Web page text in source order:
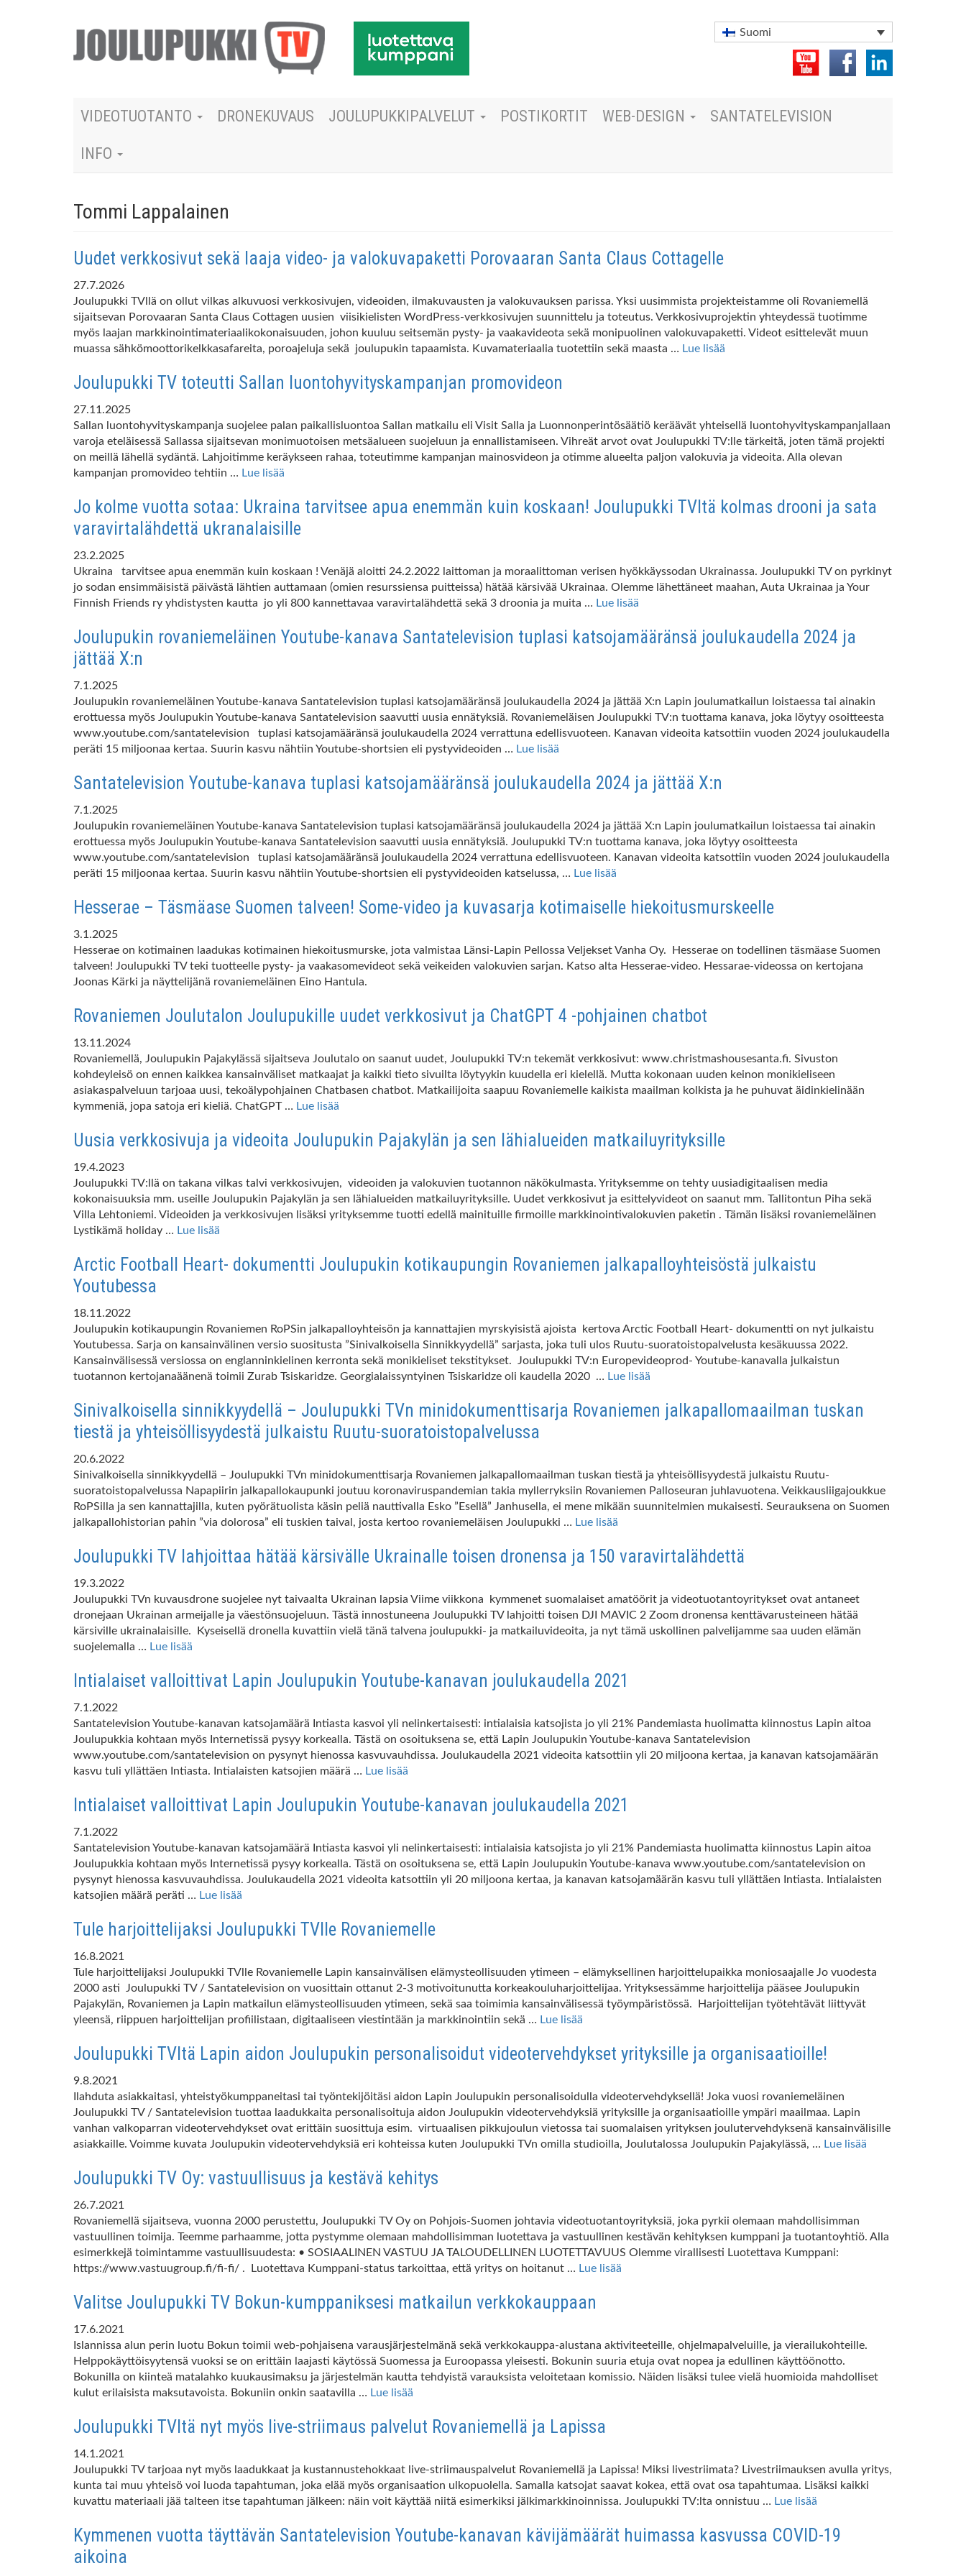
Suomi
VIDEOTUOTANTO DRONEKUVAUS JOULUPUKKIPALVELUT POSTIKORTIT WEB-DESIGN SANTATELEVISION
INFO
Tommi Lappalainen
Uudet verkkosivut sekä laaja video- ja valokuvapaketti Porovaaran Santa Claus Cottagelle
27.7.2026
Joulupukki TVllä on ollut vilkas alkuvuosi verkkosivujen, videoiden, ilmakuvausten ja valokuvauksen parissa. Yksi uusimmista projekteistamme oli Rovaniemellä
sijaitsevan Porovaaran Santa Claus Cottagen uusien viisikielisten WordPress-verkkosivujen suunnittelu ja toteutus. Verkkosivuprojektin yhteydessä tuotimme
myös laajan markkinointimateriaalikokonaisuuden, johon kuuluu seitsemän pysty- ja vaakavideota sekä monipuolinen valokuvapaketti. Videot esittelevät muun
muassa sähkömoottorikelkkasafareita, poroajeluja sekä joulupukin tapaamista. Kuvamateriaalia tuotettiin sekä maasta … Lue lisää
Joulupukki TV toteutti Sallan luontohyvityskampanjan promovideon
27.11.2025
Sallan luontohyvityskampanja suojelee palan paikallisluontoa Sallan matkailu eli Visit Salla ja Luonnonperintösäätiö keräävät yhteisellä luontohyvityskampanjallaan
varoja eteläisessä Sallassa sijaitsevan monimuotoisen metsäalueen suojeluun ja ennallistamiseen. Vihreät arvot ovat Joulupukki TV:lle tärkeitä, joten tämä projekti
on meillä lähellä sydäntä. Lahjoitimme keräykseen rahaa, toteutimme kampanjan mainosvideon ja otimme alueelta paljon valokuvia ja videoita. Alla olevan
kampanjan promovideo tehtiin … Lue lisää
Jo kolme vuotta sotaa: Ukraina tarvitsee apua enemmän kuin koskaan! Joulupukki TVltä kolmas drooni ja sata
varavirtalähdettä ukranalaisille
23.2.2025
Ukraina tarvitsee apua enemmän kuin koskaan ! Venäjä aloitti 24.2.2022 laittoman ja moraalittoman verisen hyökkäyssodan Ukrainassa. Joulupukki TV on pyrkinyt
jo sodan ensimmäisistä päivästä lähtien auttamaan (omien resurssiensa puitteissa) hätää kärsivää Ukrainaa. Olemme lähettäneet maahan, Auta Ukrainaa ja Your
Finnish Friends ry yhdistysten kautta jo yli 800 kannettavaa varavirtalähdettä sekä 3 droonia ja muita … Lue lisää
Joulupukin rovaniemeläinen Youtube-kanava Santatelevision tuplasi katsojamääränsä joulukaudella 2024 ja
jättää X:n
7.1.2025
Joulupukin rovaniemeläinen Youtube-kanava Santatelevision tuplasi katsojamääränsä joulukaudella 2024 ja jättää X:n Lapin joulumatkailun loistaessa tai ainakin
erottuessa myös Joulupukin Youtube-kanava Santatelevision saavutti uusia ennätyksiä. Rovaniemeläisen Joulupukki TV:n tuottama kanava, joka löytyy osoitteesta
www.youtube.com/santatelevision tuplasi katsojamääränsä joulukaudella 2024 verrattuna edellisvuoteen. Kanavan videoita katsottiin vuoden 2024 joulukaudella
peräti 15 miljoonaa kertaa. Suurin kasvu nähtiin Youtube-shortsien eli pystyvideoiden … Lue lisää
Santatelevision Youtube-kanava tuplasi katsojamääränsä joulukaudella 2024 ja jättää X:n
7.1.2025
Joulupukin rovaniemeläinen Youtube-kanava Santatelevision tuplasi katsojamääränsä joulukaudella 2024 ja jättää X:n Lapin joulumatkailun loistaessa tai ainakin
erottuessa myös Joulupukin Youtube-kanava Santatelevision saavutti uusia ennätyksiä. Joulupukki TV:n tuottama kanava, joka löytyy osoitteesta
www.youtube.com/santatelevision tuplasi katsojamääränsä joulukaudella 2024 verrattuna edellisvuoteen. Kanavan videoita katsottiin vuoden 2024 joulukaudella
peräti 15 miljoonaa kertaa. Suurin kasvu nähtiin Youtube-shortsien eli pystyvideoiden katselussa, … Lue lisää
Hesserae – Täsmäase Suomen talveen! Some-video ja kuvasarja kotimaiselle hiekoitusmurskeelle
3.1.2025
Hesserae on kotimainen laadukas kotimainen hiekoitusmurske, jota valmistaa Länsi-Lapin Pellossa Veljekset Vanha Oy. Hesserae on todellinen täsmäase Suomen
talveen! Joulupukki TV teki tuotteelle pysty- ja vaakasomevideot sekä veikeiden valokuvien sarjan. Katso alta Hesserae-video. Hessarae-videossa on kertojana
Joonas Kärki ja näyttelijänä rovaniemeläinen Eino Hantula.
Rovaniemen Joulutalon Joulupukille uudet verkkosivut ja ChatGPT 4 -pohjainen chatbot
13.11.2024
Rovaniemellä, Joulupukin Pajakylässä sijaitseva Joulutalo on saanut uudet, Joulupukki TV:n tekemät verkkosivut: www.christmashousesanta.fi. Sivuston
kohdeyleisö on ennen kaikkea kansainväliset matkaajat ja kaikki tieto sivuilta löytyykin kuudella eri kielellä. Mutta kokonaan uuden keinon monikieliseen
asiakaspalveluun tarjoaa uusi, tekoälypohjainen Chatbasen chatbot. Matkailijoita saapuu Rovaniemelle kaikista maailman kolkista ja he puhuvat äidinkielinään
kymmeniä, jopa satoja eri kieliä. ChatGPT … Lue lisää
Uusia verkkosivuja ja videoita Joulupukin Pajakylän ja sen lähialueiden matkailuyrityksille
19.4.2023
Joulupukki TV:llä on takana vilkas talvi verkkosivujen, videoiden ja valokuvien tuotannon näkökulmasta. Yrityksemme on tehty uusiadigitaalisen media
kokonaisuuksia mm. useille Joulupukin Pajakylän ja sen lähialueiden matkailuyrityksille. Uudet verkkosivut ja esittelyvideot on saanut mm. Tallitontun Piha sekä
Villa Lehtoniemi. Videoiden ja verkkosivujen lisäksi yrityksemme tuotti edellä mainituille firmoille markkinointivalokuvien paketin . Tämän lisäksi rovaniemeläinen
Lystikämä holiday … Lue lisää
Arctic Football Heart- dokumentti Joulupukin kotikaupungin Rovaniemen jalkapalloyhteisöstä julkaistu
Youtubessa
18.11.2022
Joulupukin kotikaupungin Rovaniemen RoPSin jalkapalloyhteisön ja kannattajien myrskyisistä ajoista kertova Arctic Football Heart- dokumentti on nyt julkaistu
Youtubessa. Sarja on kansainvälinen versio suositusta ”Sinivalkoisella Sinnikkyydellä” sarjasta, joka tuli ulos Ruutu-suoratoistopalvelusta kesäkuussa 2022.
Kansainvälisessä versiossa on englanninkielinen kerronta sekä monikieliset tekstitykset. Joulupukki TV:n Europevideoprod- Youtube-kanavalla julkaistun
tuotannon kertojanaäänenä toimii Zurab Tsiskaridze. Georgialaissyntyinen Tsiskaridze oli kaudella 2020 … Lue lisää
Sinivalkoisella sinnikkyydellä – Joulupukki TVn minidokumenttisarja Rovaniemen jalkapallomaailman tuskan
tiestä ja yhteisöllisyydestä julkaistu Ruutu-suoratoistopalvelussa
20.6.2022
Sinivalkoisella sinnikkyydellä – Joulupukki TVn minidokumenttisarja Rovaniemen jalkapallomaailman tuskan tiestä ja yhteisöllisyydestä julkaistu Ruutu-
suoratoistopalvelussa Napapiirin jalkapallokaupunki joutuu koronaviruspandemian takia myllerryksiin Rovaniemen Palloseuran juhlavuotena. Veikkausliigajoukkue
RoPSilla ja sen kannattajilla, kuten pyörätuolista käsin peliä nauttivalla Esko ”Esellä” Janhusella, ei mene mikään suunnitelmien mukaisesti. Seurauksena on Suomen
jalkapallohistorian pahin ”via dolorosa” eli tuskien taival, josta kertoo rovaniemeläisen Joulupukki … Lue lisää
Joulupukki TV lahjoittaa hätää kärsivälle Ukrainalle toisen dronensa ja 150 varavirtalähdettä
19.3.2022
Joulupukki TVn kuvausdrone suojelee nyt taivaalta Ukrainan lapsia Viime viikkona kymmenet suomalaiset amatöörit ja videotuotantoyritykset ovat antaneet
dronejaan Ukrainan armeijalle ja väestönsuojeluun. Tästä innostuneena Joulupukki TV lahjoitti toisen DJI MAVIC 2 Zoom dronensa kenttävarusteineen hätää
kärsiville ukrainalaisille. Kyseisellä dronella kuvattiin vielä tänä talvena joulupukki- ja matkailuvideoita, ja nyt tämä uskollinen palvelijamme saa uuden elämän
suojelemalla … Lue lisää
Intialaiset valloittivat Lapin Joulupukin Youtube-kanavan joulukaudella 2021
7.1.2022
Santatelevision Youtube-kanavan katsojamäärä Intiasta kasvoi yli nelinkertaisesti: intialaisia katsojista jo yli 21% Pandemiasta huolimatta kiinnostus Lapin aitoa
Joulupukkia kohtaan myös Internetissä pysyy korkealla. Tästä on osoituksena se, että Lapin Joulupukin Youtube-kanava Santatelevision
www.youtube.com/santatelevision on pysynyt hienossa kasvuvauhdissa. Joulukaudella 2021 videoita katsottiin yli 20 miljoona kertaa, ja kanavan katsojamäärän
kasvu tuli yllättäen Intiasta. Intialaisten katsojien määrä … Lue lisää
Intialaiset valloittivat Lapin Joulupukin Youtube-kanavan joulukaudella 2021
7.1.2022
Santatelevision Youtube-kanavan katsojamäärä Intiasta kasvoi yli nelinkertaisesti: intialaisia katsojista jo yli 21% Pandemiasta huolimatta kiinnostus Lapin aitoa
Joulupukkia kohtaan myös Internetissä pysyy korkealla. Tästä on osoituksena se, että Lapin Joulupukin Youtube-kanava www.youtube.com/santatelevision on
pysynyt hienossa kasvuvauhdissa. Joulukaudella 2021 videoita katsottiin yli 20 miljoona kertaa, ja kanavan katsojamäärän kasvu tuli yllättäen Intiasta. Intialaisten
katsojien määrä peräti … Lue lisää
Tule harjoittelijaksi Joulupukki TVlle Rovaniemelle
16.8.2021
Tule harjoittelijaksi Joulupukki TVlle Rovaniemelle Lapin kansainvälisen elämysteollisuuden ytimeen – elämyksellinen harjoittelupaikka moniosaajalle Jo vuodesta
2000 asti Joulupukki TV / Santatelevision on vuosittain ottanut 2-3 motivoitunutta korkeakouluharjoittelijaa. Yrityksessämme harjoittelija pääsee Joulupukin
Pajakylän, Rovaniemen ja Lapin matkailun elämysteollisuuden ytimeen, sekä saa toimimia kansainvälisessä työympäristössä. Harjoittelijan työtehtävät liittyvät
yleensä, riippuen harjoittelijan profiilistaan, digitaaliseen viestintään ja markkinointiin sekä … Lue lisää
Joulupukki TVltä Lapin aidon Joulupukin personalisoidut videotervehdykset yrityksille ja organisaatioille!
9.8.2021
Ilahduta asiakkaitasi, yhteistyökumppaneitasi tai työntekijöitäsi aidon Lapin Joulupukin personalisoidulla videotervehdyksellä! Joka vuosi rovaniemeläinen
Joulupukki TV / Santatelevision tuottaa laadukkaita personalisoituja aidon Joulupukin videotervehdyksiä yrityksille ja organisaatioille ympäri maailmaa. Lapin
vanhan valkoparran videotervehdykset ovat erittäin suosittuja esim. virtuaalisen pikkujoulun vietossa tai suomalaisen yrityksen joulutervehdyksenä kansainvälisille
asiakkaille. Voimme kuvata Joulupukin videotervehdyksiä eri kohteissa kuten Joulupukki TVn omilla studioilla, Joulutalossa Joulupukin Pajakylässä, … Lue lisää
Joulupukki TV Oy: vastuullisuus ja kestävä kehitys
26.7.2021
Rovaniemellä sijaitseva, vuonna 2000 perustettu, Joulupukki TV Oy on Pohjois-Suomen johtavia videotuotantoyrityksiä, joka pyrkii olemaan mahdollisimman
vastuullinen toimija. Teemme parhaamme, jotta pystymme olemaan mahdollisimman luotettava ja vastuullinen kestävän kehityksen kumppani ja tuotantoyhtiö. Alla
esimerkkejä toimintamme vastuullisuudesta: • SOSIAALINEN VASTUU JA TALOUDELLINEN LUOTETTAVUUS Olemme virallisesti Luotettava Kumppani:
https://www.vastuugroup.fi/fi-fi/ . Luotettava Kumppani-status tarkoittaa, että yritys on hoitanut … Lue lisää
Valitse Joulupukki TV Bokun-kumppaniksesi matkailun verkkokauppaan
17.6.2021
Islannissa alun perin luotu Bokun toimii web-pohjaisena varausjärjestelmänä sekä verkkokauppa-alustana aktiviteeteille, ohjelmapalveluille, ja vierailukohteille.
Helppokäyttöisyytensä vuoksi se on erittäin laajasti käytössä Suomessa ja Euroopassa yleisesti. Bokunin suuria etuja ovat nopea ja edullinen käyttöönotto.
Bokunilla on kiinteä matalahko kuukausimaksu ja järjestelmän kautta tehdyistä varauksista veloitetaan komissio. Näiden lisäksi tulee vielä huomioida mahdolliset
kulut erilaisista maksutavoista. Bokuniin onkin saatavilla … Lue lisää
Joulupukki TVltä nyt myös live-striimaus palvelut Rovaniemellä ja Lapissa
14.1.2021
Joulupukki TV tarjoaa nyt myös laadukkaat ja kustannustehokkaat live-striimauspalvelut Rovaniemellä ja Lapissa! Miksi livestriimata? Livestriimauksen avulla yritys,
kunta tai muu yhteisö voi luoda tapahtuman, joka elää myös organisaation ulkopuolella. Samalla katsojat saavat kokea, että ovat osa tapahtumaa. Lisäksi kaikki
kuvattu materiaali jää talteen itse tapahtuman jälkeen: näin voit käyttää niitä esimerkiksi jälkimarkkinoinnissa. Joulupukki TV:lta onnistuu … Lue lisää
Kymmenen vuotta täyttävän Santatelevision Youtube-kanavan kävijämäärät huimassa kasvussa COVID-19
aikoina